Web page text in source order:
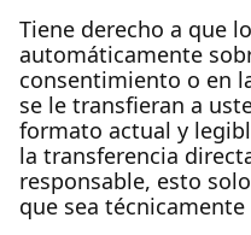
Tiene derecho a que
automáticamente
consentimiento o en
se le transfieran a
formato actual y
la transferencia
responsable, esto
que sea